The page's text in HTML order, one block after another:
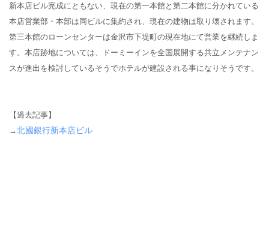
新本店ビル完成にともない、現在の第一本館と第二本館に分かれている
本店営業部・本部は同ビルに集約され、現在の建物は取り壊されます。
第三本館のローンセンターは金沢市下堤町の現在地にて営業を継続しま
す。本店跡地については、ドーミーインを全国展開する共立メンテナン
スが進出を検討しているそうでホテルが建設される事になりそうです。
【過去記事】
→北國銀行新本店ビル